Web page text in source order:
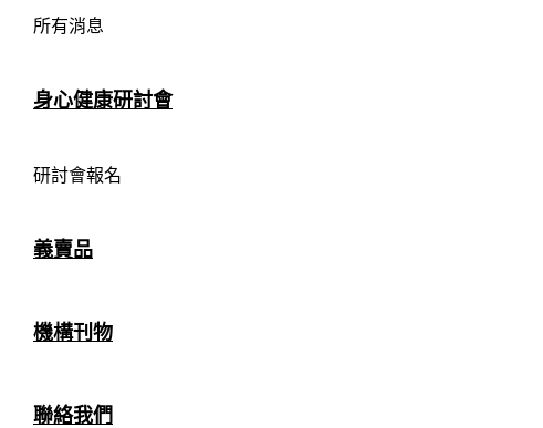
所有消息
身心健康研討會
研討會報名
義賣品
機構刊物
聯絡我們